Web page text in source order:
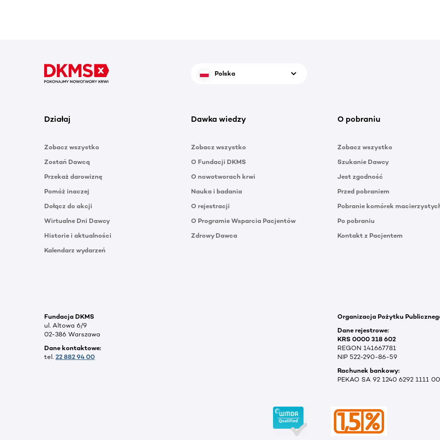
Polska
Działaj
Zobacz wszystko
Zostań Dawcą
Przekaż darowiznę
Pomóż inaczej
Dołącz do akcji
Wirtualne Dni Dawcy
Historie i aktualności
Kalendarz wydarzeń
Dawka wiedzy
Zobacz wszystko
O Fundacji DKMS
O nowotworach krwi
Nauka i badania
O rejestracji
O Programie Wsparcia Pacjentów
Zdrowy Dawca
O pobraniu
Zobacz wszystko
Szukanie Dawcy
Jest zgodność
Przed pobraniem
Pobranie komórek
Po pobraniu
Kontakt z Pacjentem
Fundacja DKMS
ul. Altowa 6/9
02-386 Warszawa
Dane kontaktowe:
tel. 22 882 94 00
Organizacja Pożytku
Dane rejestrowe:
KRS 0000 318 602
REGON 141667781
NIP 522-290-86-59
Rachunek bankowy:
PEKAO SA 92 1240 6292 1111